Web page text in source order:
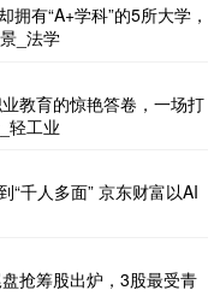
有“A+学科”的5所大学，
_法学
教育的惊艳答卷，一场打
轻工业
“千人多面” 京东财富以AI
抢筹股出炉，3股最受青